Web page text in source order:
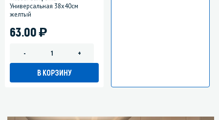
Универсальная 38х40см
желтый
63.00)
- +
В КОРЗИНУ